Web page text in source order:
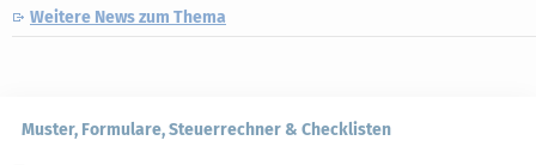
Weitere News zum Thema
Muster, Formulare, Steuerrechner & Checklisten